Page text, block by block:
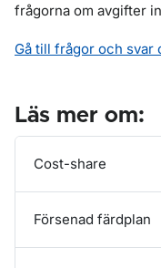
frågorna om avgifter
Gå till frågor och svar
Läs mer om:
Cost-share
Försenad färdplan